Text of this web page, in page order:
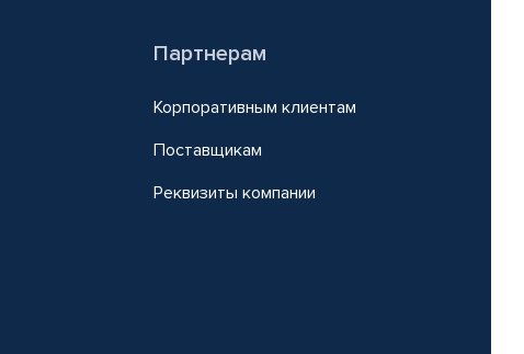
Партнерам
Корпоративным клиентам
Поставщикам
Реквизиты компании